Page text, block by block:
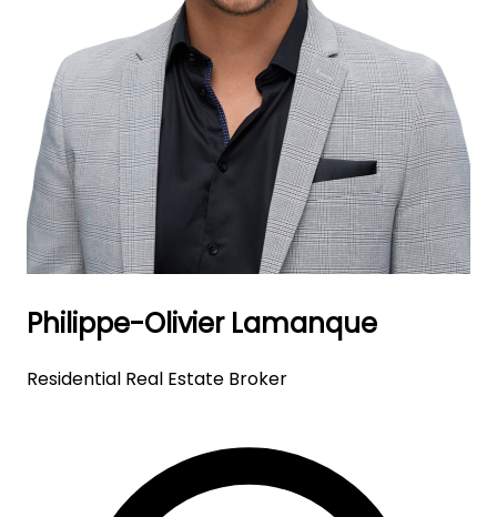
Philippe-Olivier Lamanque
Residential Real Estate Broker